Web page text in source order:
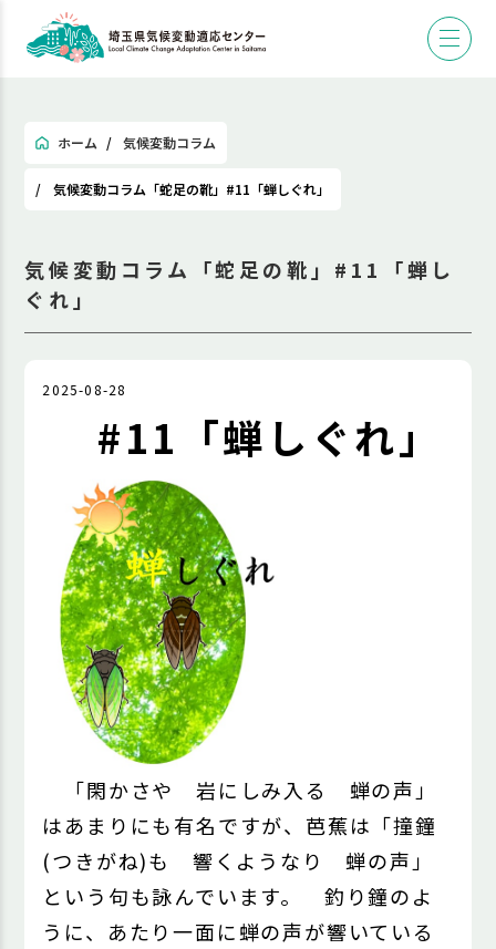
ホーム 気候変動コラム
気候変動コラム「蛇足の靴」#11「蝉しぐれ」
気候変動コラム「蛇足の靴」#11「蝉し
ぐれ」
2025-08-28
#11「蝉しぐれ」
「閑かさや 岩にしみ入る 蝉の声」
はあまりにも有名ですが、芭蕉は「撞鐘
(つきがね)も 響くようなり 蝉の声」
という句も詠んでいます。 釣り鐘のよ
うに、あたり一面に蝉の声が響いている